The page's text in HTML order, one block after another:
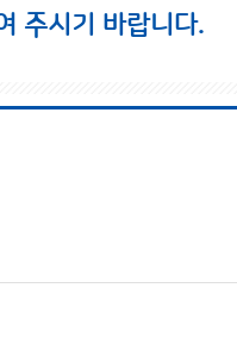
주시기 바랍니다.